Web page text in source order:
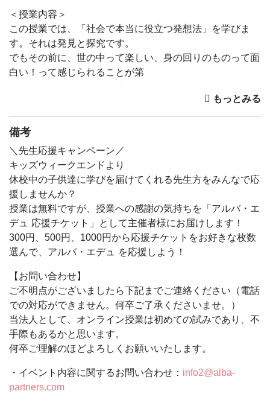
＜授業内容＞
この授業では、「社会で本当に役立つ発想法」を学びま
す。それは発見と探究です。
でもその前に、世の中って楽しい、身の回りのものって面
白い！って感じられることが第
とはできます。その第二弾が「カタチのフシギ」です。
自然がつくったものでも、ヒトがつくったものでも、その
カタチには必ず理由があります。
今回は「円柱」が主人公。なぜコップが円柱か、わかりま
すか？「知っている」に終わ
らない、発見と探究の楽しみに満ちた授業です。過去、数
万人の子どもたち（から企業経
営者まで）が体験した発想力授業をお楽しみに。
※準備していただくものがございますので、必ず「持ち
物」のところをご確認ください。
＜講師紹介＞
【KIT虎ノ門大学院 教授】 三谷宏治
「発想力」「決める力」「生きる力」や「経営戦略」「ビ
ジネスモデル」をテーマに年間
100回以上の授業・講演を、子ども、親、教員の他、企業
や自治体職員を対象に行ってい
る。東京大学卒業後、BCG、アクセンチュアで20年活
躍。2006年からは教育活動に専念。
詳しくはwww.mitani3.comで
備考
＼先生応援キャンペーン／
キッズウィークエンドより
休校中の子供達に学びを届けてくれる先生方をみんなで応
援しませんか？
授業は無料ですが、授業への感謝の気持ちを「アルバ・エ
デュ 応援チケット」として主催者様にお届けします！
300円、500円、1000円から応援チケットをお好きな枚数
選んで、アルバ・エデュ を応援しよう！
【お問い合わせ】
ご不明点がございましたら下記までご連絡ください（電話
での対応ができません。何卒ご了承くださいませ。）
当法人として、オンライン授業は初めての試みであり、不
手際もあるかと思います。
何卒ご理解のほどよろしくお願いいたします。
・イベント内容に関するお問い合わせ： info2@alba-
partners.com